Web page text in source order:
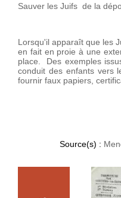
Sauver les Juifs de la
Lorsqu'il apparaît que les
en fait en proie à une
place. Des exemples
conduit des enfants vers
fournir faux papiers,
Source(s) :